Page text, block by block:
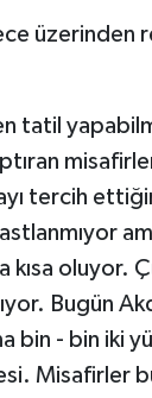
üzerinden
tatil
tercih
kısa oluyor.
Bugün
bin - bin iki
Misafirler